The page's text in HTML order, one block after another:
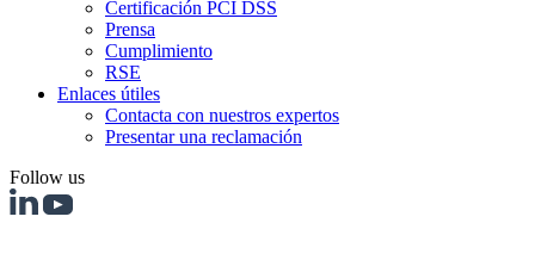
Certificación PCI DSS
Prensa
Cumplimiento
RSE
Enlaces útiles
Contacta con nuestros expertos
Presentar una reclamación
Follow us